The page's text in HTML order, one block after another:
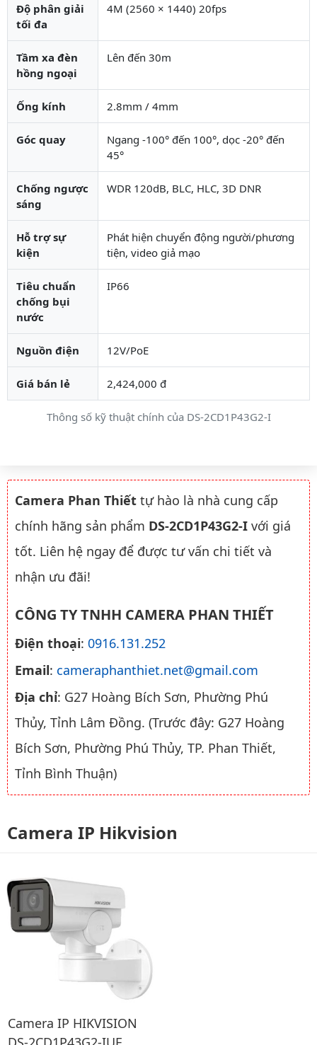
Thông số kỹ thuật chính của DS-2CD1P43G2-I
Độ phân giải
tối đa
4M (2560 × 1440) 20fps
Tầm xa đèn
hồng ngoại
Lên đến 30m
Ống kính 2.8mm / 4mm
Góc quay
Ngang -100° đến 100°, dọc -20° đến
45°
Chống ngược
sáng
WDR 120dB, BLC, HLC, 3D DNR
Hỗ trợ sự
kiện
Phát hiện chuyển động người/phương
tiện, video giả mạo
Tiêu chuẩn
chống bụi
nước
IP66
Nguồn điện 12V/PoE
Giá bán lẻ 2,424,000 đ
Camera Phan Thiết tự hào là nhà cung cấp
chính hãng sản phẩm DS-2CD1P43G2-I với giá
tốt. Liên hệ ngay để được tư vấn chi tiết và
nhận ưu đãi!
CÔNG TY TNHH CAMERA PHAN THIẾT
Điện thoại: 0916.131.252
Email: cameraphanthiet.net@gmail.com
Địa chỉ: G27 Hoàng Bích Sơn, Phường Phú
Thủy, Tỉnh Lâm Đồng. (Trước đây: G27 Hoàng
Bích Sơn, Phường Phú Thủy, TP. Phan Thiết,
Tỉnh Bình Thuận)
Camera IP Hikvision
Camera IP HIKVISION